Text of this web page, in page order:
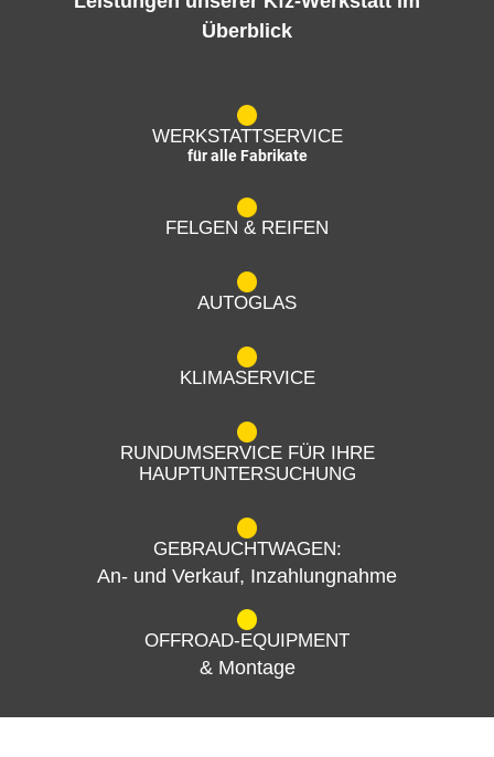
Überblick
WERKSTATTSERVICE
für alle Fabrikate
FELGEN & REIFEN
AUTOGLAS
KLIMASERVICE
RUNDUMSERVICE FÜR IHRE
HAUPTUNTERSUCHUNG
GEBRAUCHTWAGEN:
An- und Verkauf, Inzahlungnahme
OFFROAD-EQUIPMENT
& Montage